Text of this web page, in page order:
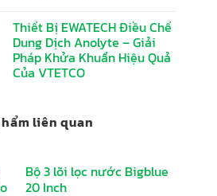
Thiết Bị EWATECH Điều Chế
Dung Dịch Anolyte – Giải
Pháp Khửa Khuẩn Hiệu Quả
Của VTETCO
liên quan
Bộ 3 lõi lọc nước Bigblue
20 Inch